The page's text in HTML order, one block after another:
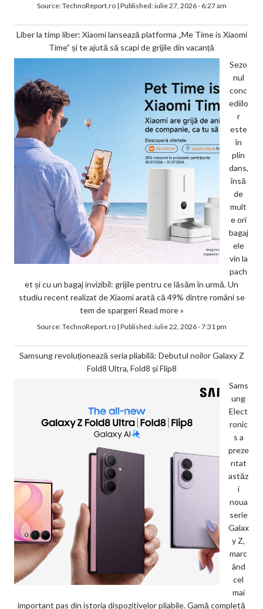
Source:TechnoReport.ro| Published:iulie 27, 2026 - 6:27 am
Liber la timp liber: Xiaomi lansează platforma „Me Time is Xiaomi
Time” și te ajută să scapi de grijile din vacanță
Sezo
nul
conc
ediilo
r
este
în
plin
dans,
însă
de
mult
e ori
bagaj
ele
vin la
pach
et și cu un bagaj invizibil: grijile pentru ce lăsăm în urmă. Un
studiu recent realizat de Xiaomi arată că 49% dintre români se
tem de spargeri Read more »
Source:TechnoReport.ro| Published:iulie 22, 2026 - 7:31 pm
Samsung revoluționează seria pliabilă: Debutul noilor Galaxy Z
Fold8 Ultra, Fold8 și Flip8
Sams
ung
Elect
ronic
s a
preze
ntat
astăz
i
noua
serie
Galax
y Z,
marc
ând
cel
mai
important pas din istoria dispozitivelor pliabile. Gamă completă